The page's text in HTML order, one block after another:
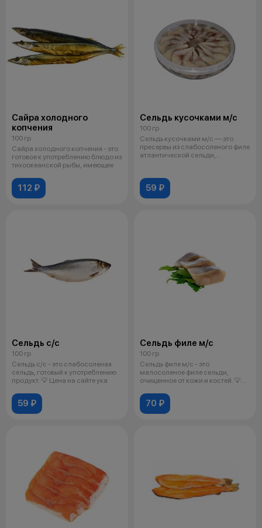
Сайра холодного
копчения
100 гр
Сайра холодного копчения - это
готовое к употреблению блюдо из
тихоокеанской рыбы, имеющее
112 ₽
Сельдь кусочками м/с
100 гр
Сельдь кусочками м/с — это
пресервы из слабосоленого филе
атлантической сельди,
59 ₽
Сельдь с/с
100 гр
Сельдь с/с - это слабосоленая
сельдь, готовый к употреблению
продукт. 💡 Цена на сайте ука
59 ₽
Сельдь филе м/с
100 гр
Сельдь филе м/с - это
малосоленое филе сельди,
очищенное от кожи и костей. 💡
70 ₽